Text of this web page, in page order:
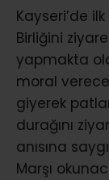
Kayseri’de
Birliğini
yapmakta
moral
giyerek
durağını
anısına
Marşı